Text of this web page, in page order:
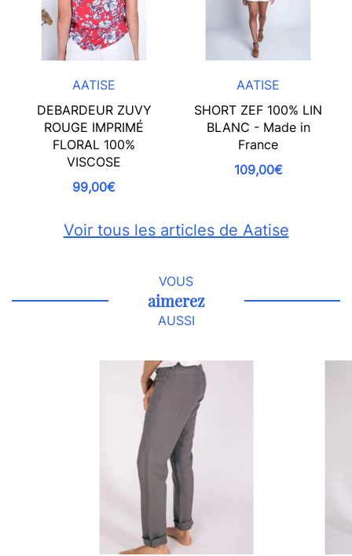
AATISE
DEBARDEUR ZUVY
ROUGE IMPRIMÉ
FLORAL 100%
VISCOSE
99,00€
AATISE
SHORT ZEF 100% LIN
BLANC - Made in
France
109,00€
Voir tous les articles de Aatise
VOUS
aimerez
AUSSI